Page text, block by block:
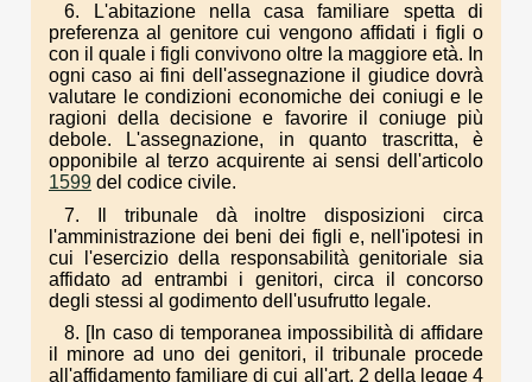
6. L'abitazione nella casa familiare spetta di
preferenza al genitore cui vengono affidati i figli o
con il quale i figli convivono oltre la maggiore età. In
ogni caso ai fini dell'assegnazione il giudice dovrà
valutare le condizioni economiche dei coniugi e le
ragioni della decisione e favorire il coniuge più
debole. L'assegnazione, in quanto trascritta, è
opponibile al terzo acquirente ai sensi dell'articolo
1599 del codice civile.
7. Il tribunale dà inoltre disposizioni circa
l'amministrazione dei beni dei figli e, nell'ipotesi in
cui l'esercizio della responsabilità genitoriale sia
affidato ad entrambi i genitori, circa il concorso
degli stessi al godimento dell'usufrutto legale.
8. [In caso di temporanea impossibilità di affidare
il minore ad uno dei genitori, il tribunale procede
all'affidamento familiare di cui all'art. 2 della legge 4